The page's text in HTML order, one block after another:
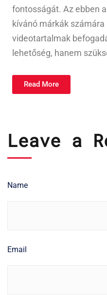
fontosságát. Az ebben
kívánó márkák
videotartalmak
lehetőség, hanem
Read More
Leave a
Name
Email